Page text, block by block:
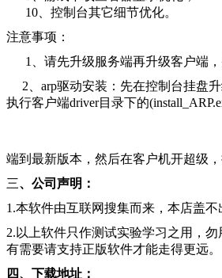
10、控制台其它细节优化。
注意事项：
1、请先升级服务端再升级客户端
2、arp驱动安装：先在控制台挂盘
执行客户端driver目录下的
端到最新版本，然后在客户机开超级
三、公司声明：
1.本软件由互联网搜集而来，本店盖不
2.以上软件只作测试实验学习之用，
有需要请支持正版软件才能走得更远。
四、下载地址：